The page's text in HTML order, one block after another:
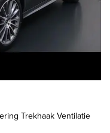
Trekhaak Ventilatie